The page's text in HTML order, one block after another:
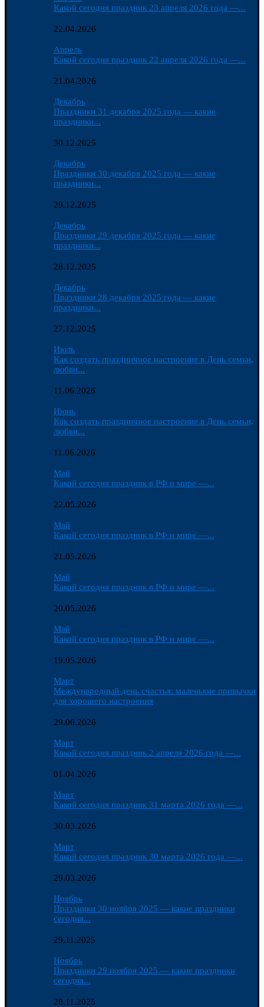
Какой сегодня праздник 23 апреля 2026 года —...
22.04.2026
Апрель
Какой сегодня праздник 22 апреля 2026 года —...
21.04.2026
Декабрь
Праздники 31 декабря 2025 года — какие
праздники...
30.12.2025
Декабрь
Праздники 30 декабря 2025 года — какие
праздники...
29.12.2025
Декабрь
Праздники 29 декабря 2025 года — какие
праздники...
28.12.2025
Декабрь
Праздники 28 декабря 2025 года — какие
праздники...
27.12.2025
Июль
Как создать праздничное настроение в День семьи,
любви...
11.06.2026
Июнь
Как создать праздничное настроение в День семьи,
любви...
11.06.2026
Май
Какой сегодня праздник в РФ и мире —...
22.05.2026
Май
Какой сегодня праздник в РФ и мире —...
21.05.2026
Май
Какой сегодня праздник в РФ и мире —...
20.05.2026
Май
Какой сегодня праздник в РФ и мире —...
19.05.2026
Март
Международный день счастья: маленькие привычки
для хорошего настроения
29.06.2026
Март
Какой сегодня праздник 2 апреля 2026 года —...
01.04.2026
Март
Какой сегодня праздник 31 марта 2026 года —...
30.03.2026
Март
Какой сегодня праздник 30 марта 2026 года —...
29.03.2026
Ноябрь
Праздники 30 ноября 2025 — какие праздники
сегодня...
29.11.2025
Ноябрь
Праздники 29 ноября 2025 — какие праздники
сегодня...
28.11.2025